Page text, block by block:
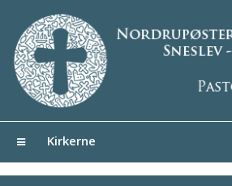
Kirkerne